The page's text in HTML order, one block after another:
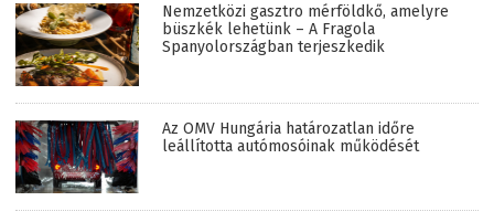
Nemzetközi gasztro mérföldkő, amelyre
büszkék lehetünk – A Fragola
Spanyolországban terjeszkedik
Az OMV Hungária határozatlan időre
leállította autómosóinak működését